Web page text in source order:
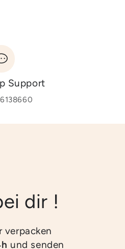
Support
dir !
verpacken
und senden